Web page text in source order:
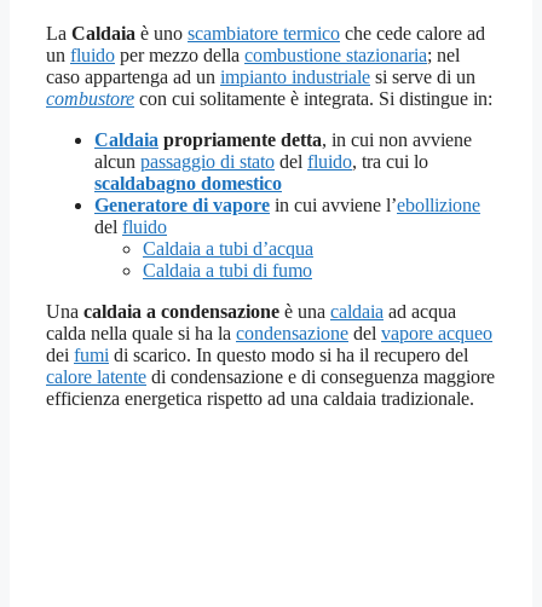
La Caldaia è uno scambiatore termico che cede calore ad
un fluido per mezzo della combustione stazionaria; nel
caso appartenga ad un impianto industriale si serve di un
combustore con cui solitamente è integrata. Si distingue in:
Caldaia propriamente detta, in cui non avviene
alcun passaggio di stato del fluido, tra cui lo
scaldabagno domestico
Generatore di vapore in cui avviene l’ebollizione
del fluido
Caldaia a tubi d’acqua
Caldaia a tubi di fumo
Una caldaia a condensazione è una caldaia ad acqua
calda nella quale si ha la condensazione del vapore acqueo
dei fumi di scarico. In questo modo si ha il recupero del
calore latente di condensazione e di conseguenza maggiore
efficienza energetica rispetto ad una caldaia tradizionale.